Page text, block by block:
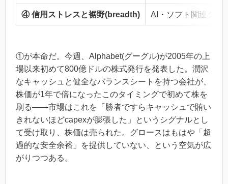
④ 信用ストレスと裾野(breadth) AI・ソフト関連クレ
①が本命だ。今週、Alphabet(グーグル)が2005年の上
場以来初めて800億ドルの株式発行を発表した。潤沢
なキャッシュと健全なバランスシートを持つ会社が、
株価が1年で倍になったこのタイミングで初めて株を
刷る——市場はこれを「勝者ですらキャッシュで賄い
きれないほどcapexが膨張した」というシグナルとし
て受け取り、株価は売られた。グロースはもはや「超
過的な安全余裕」を提供していない、という空気が広
がりつつある。